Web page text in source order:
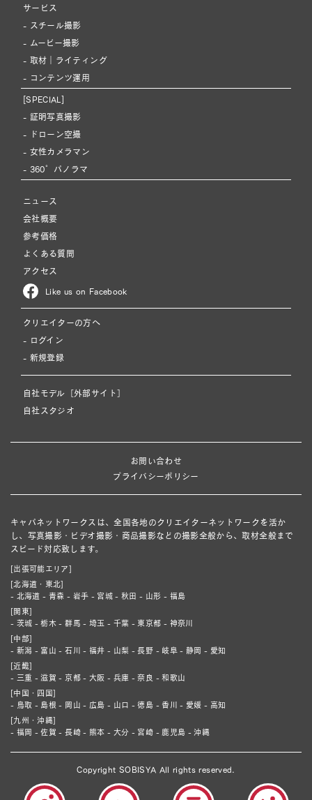
サービス
- スチール撮影
- ムービー撮影
- 取材｜ライティング
- コンテンツ運用
[SPECIAL]
- 証明写真撮影
- ドローン空撮
- 女性カメラマン
- 360°パノラマ
ニュース
会社概要
参考価格
よくある質問
アクセス
Like us on Facebook
クリエイターの方へ
- ログイン
- 新規登録
自社モデル［外部サイト］
自社スタジオ
お問い合わせ
プライバシーポリシー
キャパネットワークスは、全国各地のクリエイターネットワークを活か
し、写真撮影・ビデオ撮影・商品撮影などの撮影全般から、取材全般まで
スピード対応致します。
[出張可能エリア]
[北海道・東北]
- 北海道 - 青森 - 岩手 - 宮城 - 秋田 - 山形 - 福島
[関東]
- 茨城 - 栃木 - 群馬 - 埼玉 - 千葉 - 東京都 - 神奈川
[中部]
- 新潟 - 富山 - 石川 - 福井 - 山梨 - 長野 - 岐阜 - 静岡 - 愛知
[近畿]
- 三重 - 滋賀 - 京都 - 大阪 - 兵庫 - 奈良 - 和歌山
[中国・四国]
- 鳥取 - 島根 - 岡山 - 広島 - 山口 - 徳島 - 香川 - 愛媛 - 高知
[九州・沖縄]
- 福岡 - 佐賀 - 長崎 - 熊本 - 大分 - 宮崎 - 鹿児島 - 沖縄
Copyright SOBISYA All rights reserved.